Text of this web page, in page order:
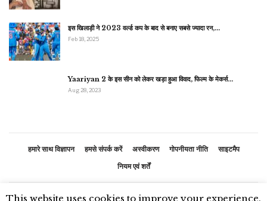
इस खिलाड़ी ने 2023 वर्ल्ड कप के बाद से बनाए सबसे ज्यादा रन,…
Feb 18, 2025
Yaariyan 2 के इस सीन को लेकर खड़ा हुआ विवाद, फिल्म के मेकर्स…
Aug 28, 2023
हमारे साथ विज्ञापन हमसे संपर्क करें अस्वीकरण गोपनीयता नीति
साइटमैप
नियम एवं शर्तें
This website uses cookies to improve your experience.